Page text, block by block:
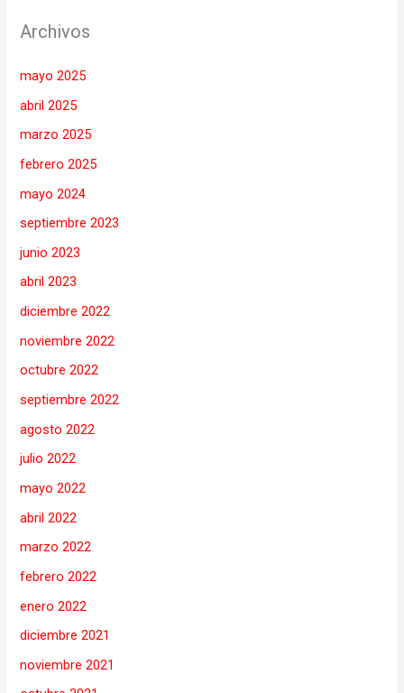
Archivos
mayo 2025
abril 2025
marzo 2025
febrero 2025
mayo 2024
septiembre 2023
junio 2023
abril 2023
diciembre 2022
noviembre 2022
octubre 2022
septiembre 2022
agosto 2022
julio 2022
mayo 2022
abril 2022
marzo 2022
febrero 2022
enero 2022
diciembre 2021
noviembre 2021